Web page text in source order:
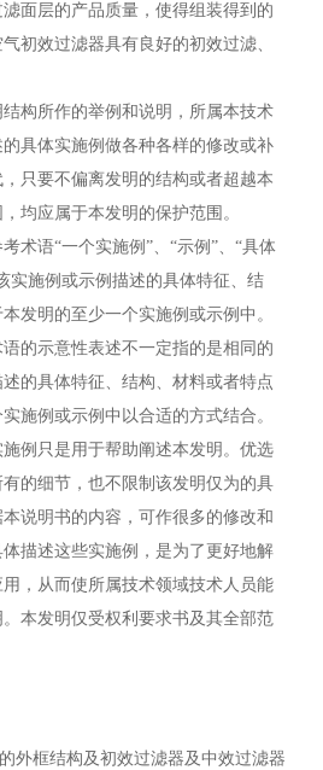
面层的产品质量，使得组装得到的
初效过滤器具有良好的初效过滤、
构所作的举例和说明，所属本技术
具体实施例做各种各样的修改或补
只要不偏离发明的结构或者超越本
均应属于本发明的保护范围。
术语“一个实施例”、“示例”、“具体
实施例或示例描述的具体特征、结
发明的至少一个实施例或示例中。
的示意性表述不一定指的是相同的
的具体特征、结构、材料或者特点
施例或示例中以合适的方式结合。
例只是用于帮助阐述本发明。优选
的细节，也不限制该发明仅为的具
说明书的内容，可作很多的修改和
描述这些实施例，是为了更好地解
，从而使所属技术领域技术人员能
本发明仅受权利要求书及其全部范
外框结构及初效过滤器及中效过滤器